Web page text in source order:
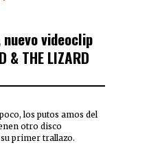
nuevo videoclip
& THE LIZARD
los putos amos del
otro disco
primer trallazo.